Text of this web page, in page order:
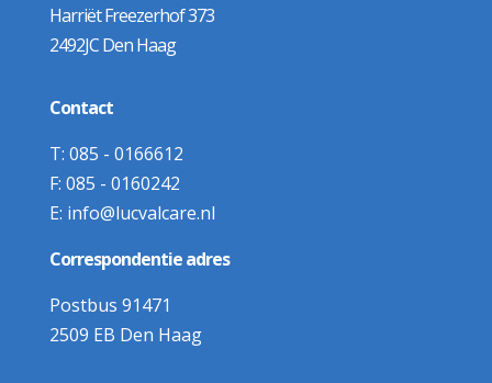
Harriët Freezerhof 373
2492JC Den Haag
Contact
T: 085 - 0166612
F: 085 - 0160242
E: info@lucvalcare.nl
Correspondentie adres
Postbus 91471
2509 EB Den Haag